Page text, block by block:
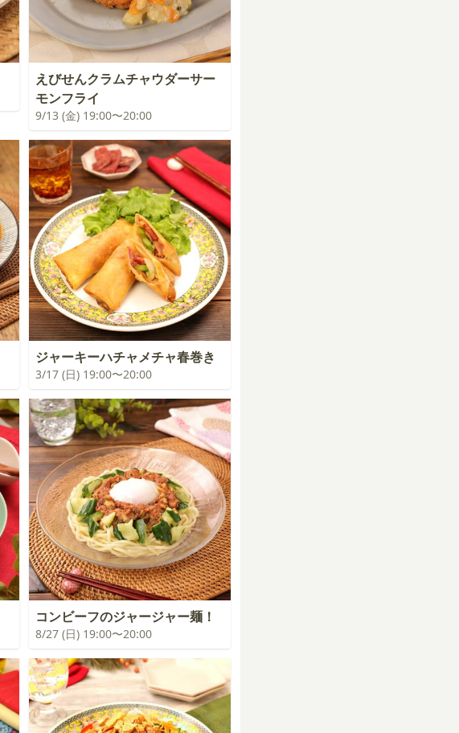
えびせんクラムチャウダーサー
モンフライ
9/13 (金) 19:00〜20:00
ジャーキーハチャメチャ春巻き
3/17 (日) 19:00〜20:00
コンビーフのジャージャー麺！
8/27 (日) 19:00〜20:00